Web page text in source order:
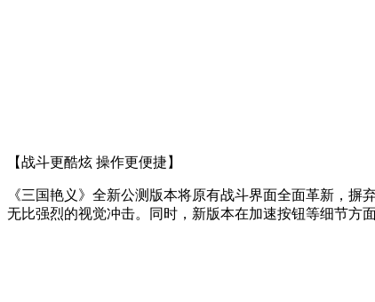
【战斗更酷炫 操作更便捷】
《三国艳义》全新公测版本将原有战斗界面全面革新，
无比强烈的视觉冲击。同时，新版本在加速按钮等细节方